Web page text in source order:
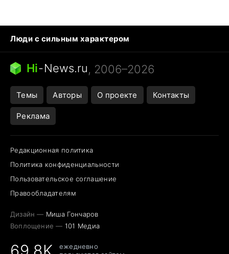
Люди с сильным характером
Кошка писает на кровать
Тунцы в океанариуме
Ядовитые пауки России
Города в ядерной войне
Открытие в Google Maps
Hi-News.ru, 2006–2026
Темы Авторы О проекте Контакты
Реклама
Редакционная политика
Политика конфиденциальности
Пользовательское соглашение
Правообладателям
Дизайн — Миша Гончаров
Воплощение — 101 Медиа
ежедневно